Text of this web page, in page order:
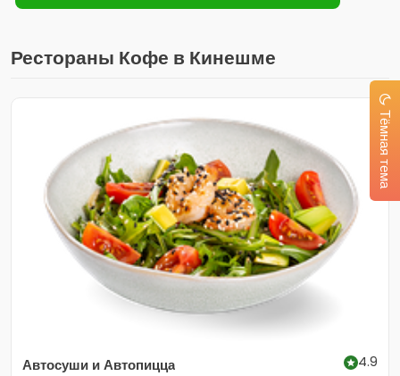
Рестораны Кофе в Кинешме
Автосуши и Автопицца
4.9
Тёмная тема